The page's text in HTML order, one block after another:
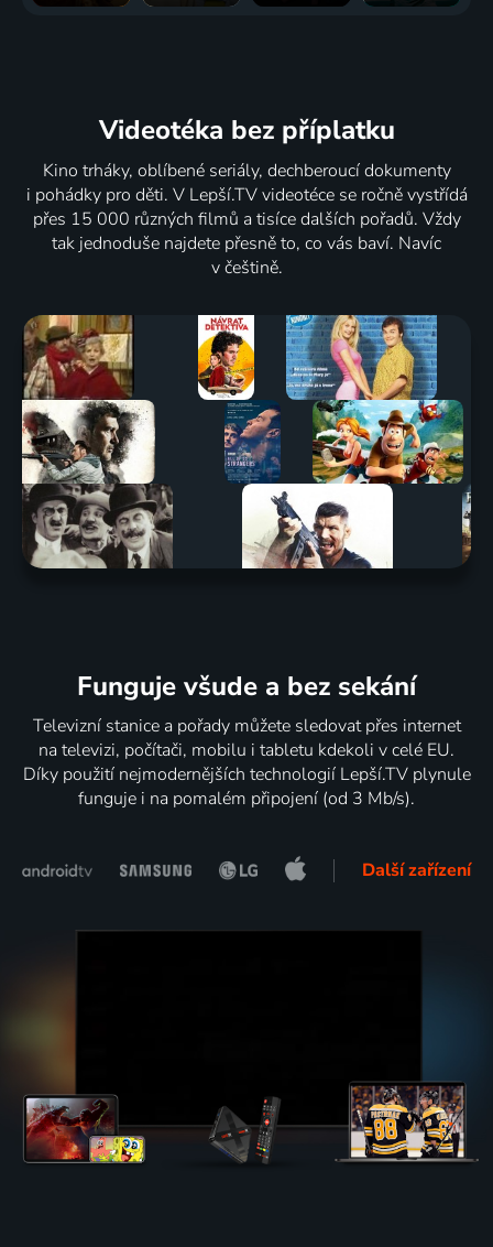
Videotéka bez příplatku
Kino trháky, oblíbené seriály, dechberoucí dokumenty
i pohádky pro děti. V Lepší.TV videotéce se ročně vystřídá
přes 15 000 různých filmů a tisíce dalších pořadů. Vždy
tak jednoduše najdete přesně to, co vás baví. Navíc
v češtině.
Funguje všude a bez sekání
Televizní stanice a pořady můžete sledovat přes internet
na televizi, počítači, mobilu i tabletu kdekoli v celé EU.
Díky použití nejmodernějších technologií Lepší.TV plynule
funguje i na pomalém připojení (od 3 Mb/s).
Další zařízení